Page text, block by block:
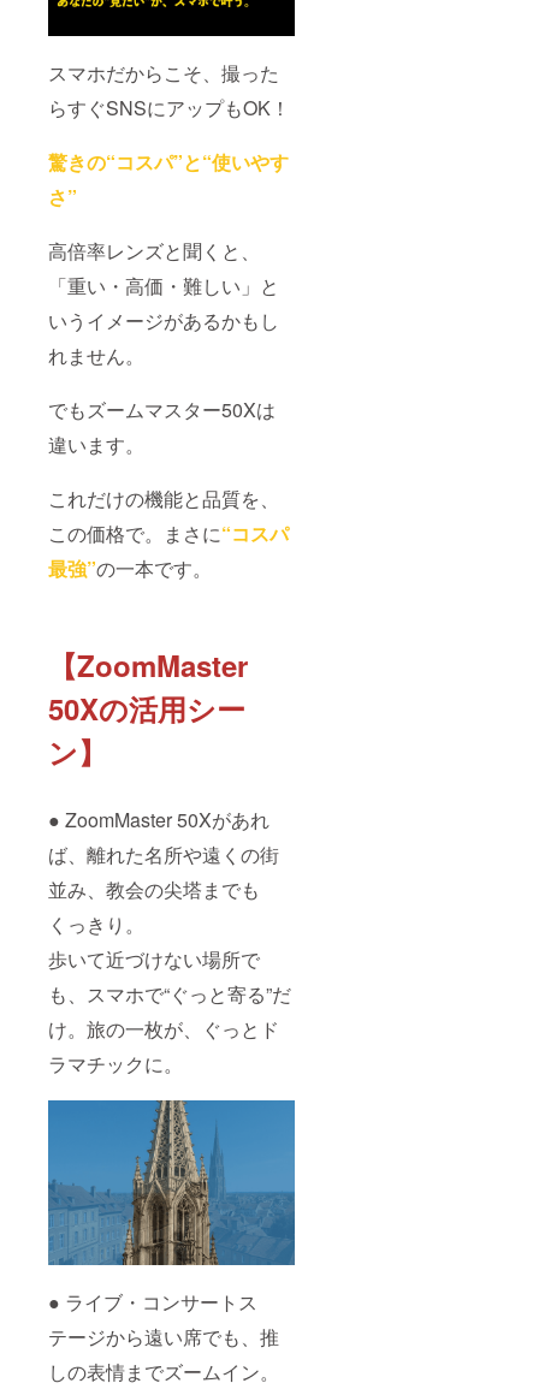
スマホだからこそ、撮った
らすぐSNSにアップもOK！
驚きの“コスパ”と“使いやす
さ”
高倍率レンズと聞くと、
「重い・高価・難しい」と
いうイメージがあるかもし
れません。
でもズームマスター50Xは
違います。
これだけの機能と品質を、
この価格で。まさに“コスパ
最強”の一本です。
【ZoomMaster
50Xの活用シー
ン】
● ZoomMaster 50Xがあれ
ば、離れた名所や遠くの街
並み、教会の尖塔までも
くっきり。
歩いて近づけない場所で
も、スマホで“ぐっと寄る”だ
け。旅の一枚が、ぐっとド
ラマチックに。
● ライブ・コンサートス
テージから遠い席でも、推
しの表情までズームイン。